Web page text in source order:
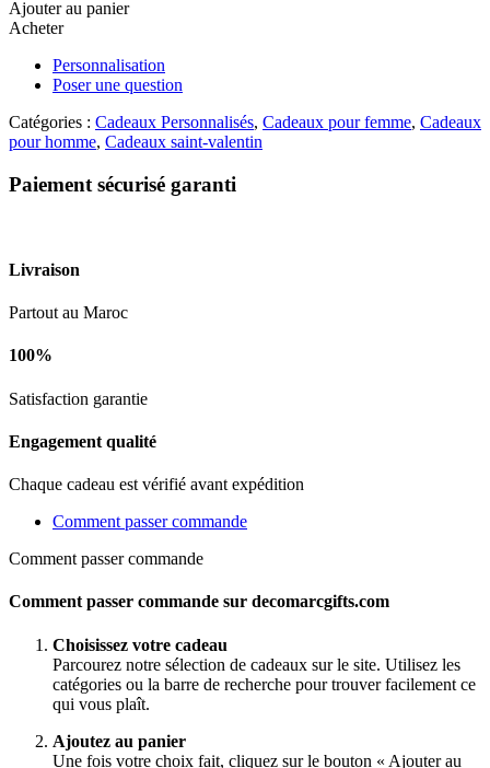
photo.
Ajouter au panier
Acheter
Personnalisation
Poser une question
Catégories : Cadeaux Personnalisés, Cadeaux pour femme, Cadeaux
pour homme, Cadeaux saint-valentin
Paiement sécurisé garanti
Livraison
Partout au Maroc
100%
Satisfaction garantie
Engagement qualité
Chaque cadeau est vérifié avant expédition
Comment passer commande
Comment passer commande
Comment passer commande sur decomarcgifts.com
Choisissez votre cadeau
Parcourez notre sélection de cadeaux sur le site. Utilisez les
catégories ou la barre de recherche pour trouver facilement ce
qui vous plaît.
Ajoutez au panier
Une fois votre choix fait, cliquez sur le bouton « Ajouter au